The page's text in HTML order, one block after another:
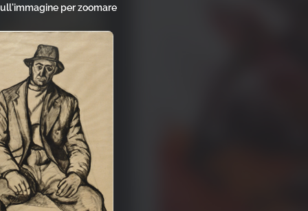
per zoomare